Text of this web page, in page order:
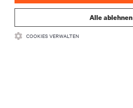
Alle ablehnen
COOKIES VERWALTEN